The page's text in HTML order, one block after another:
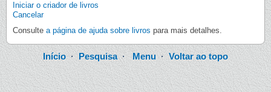
Iniciar o criador de livros
Cancelar
Consulte a página de ajuda sobre livros para mais detalhes.
Início· Pesquisa·Menu · Voltar ao topo